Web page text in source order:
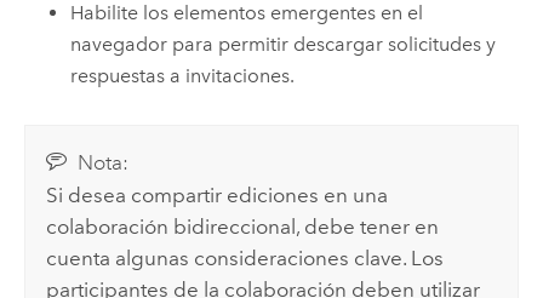
Habilite los elementos emergentes en el
navegador para permitir descargar solicitudes y
respuestas a invitaciones.
Nota:
Si desea compartir ediciones en una
colaboración bidireccional, debe tener en
cuenta algunas consideraciones clave. Los
participantes de la colaboración deben utilizar